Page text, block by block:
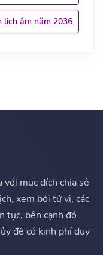
lịch âm năm 2036
mục đích chia sẻ
xem bói tử vi, các
tục, bên cạnh đó
để có kinh phí duy